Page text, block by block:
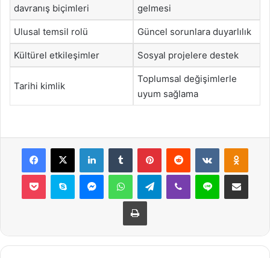
davranış biçimleri
gelmesi
Ulusal temsil rolü Güncel sorunlara duyarlılık
Kültürel etkileşimler Sosyal projelere destek
Tarihi kimlik
Toplumsal değişimlerle
uyum sağlama
Facebook
X LinkedInTumblr PinterestReddit VKontakte
Pocket Skype MessengerWhatsAppTelegramViber Line E-Posta ile
Yazdır